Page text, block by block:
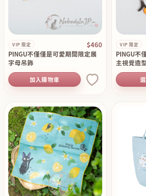
VIP 限定 $460
PINGU不僅僅是可愛期間限定展
字母吊飾
加入購物車
VIP 限定
PINGU不
主視覺造